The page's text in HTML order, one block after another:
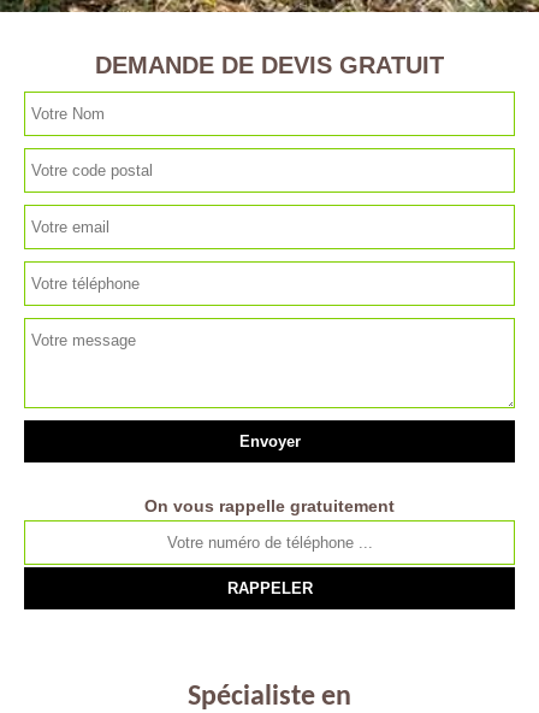
DEMANDE DE DEVIS GRATUIT
On vous rappelle gratuitement
Spécialiste en